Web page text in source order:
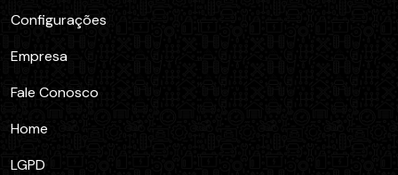
Configurações
Empresa
Fale Conosco
Home
LGPD